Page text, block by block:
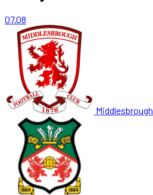
07.08
Middlesbrough